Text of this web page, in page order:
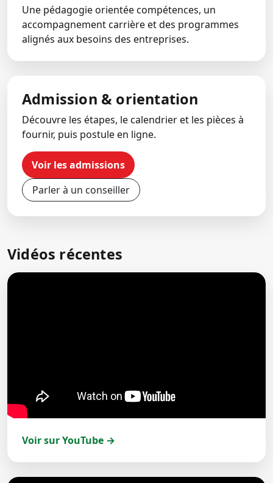
Une pédagogie orientée compétences, un
accompagnement carrière et des programmes
alignés aux besoins des entreprises.
Admission & orientation
Découvre les étapes, le calendrier et les pièces à
fournir, puis postule en ligne.
Voir les admissions
Parler à un conseiller
Vidéos récentes
Voir sur YouTube →